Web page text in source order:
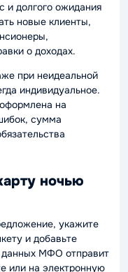
и долгого ожидания
новые клиенты,
о доходах.
при неидеальной
индивидуальное.
на
сумма
ночью
укажите
и добавьте
данных МФО отправит
или на электронную